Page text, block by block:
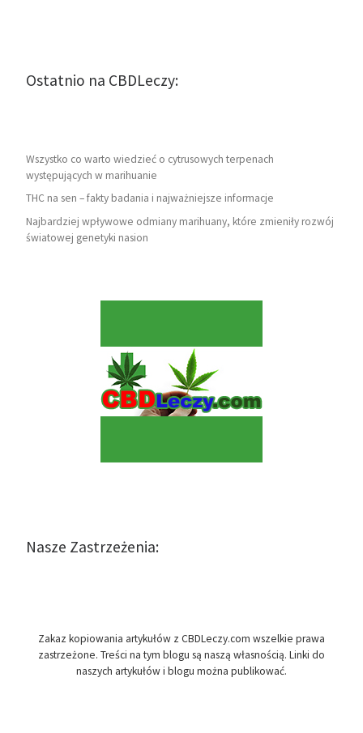
Ostatnio na CBDLeczy:
Wszystko co warto wiedzieć o cytrusowych terpenach
występujących w marihuanie
THC na sen – fakty badania i najważniejsze informacje
Najbardziej wpływowe odmiany marihuany, które zmieniły rozwój
światowej genetyki nasion
Nasze Zastrzeżenia:
Zakaz kopiowania artykułów z CBDLeczy.com wszelkie prawa
zastrzeżone. Treści na tym blogu są naszą własnością. Linki do
naszych artykułów i blogu można publikować.